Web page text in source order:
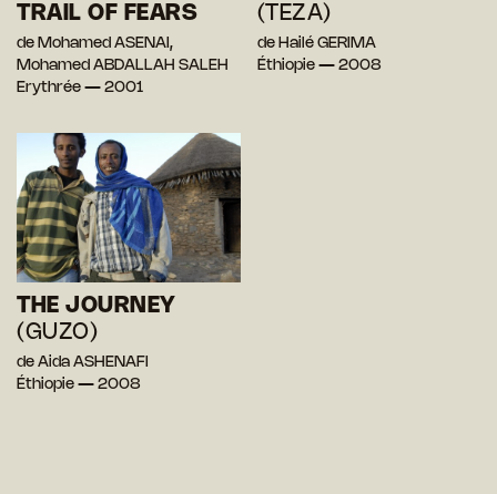
TRAIL OF FEARS
de Mohamed ASENAI,
Mohamed ABDALLAH SALEH
Erythrée — 2001
(TEZA)
de Hailé GERIMA
Éthiopie — 2008
THE JOURNEY
(GUZO)
de Aida ASHENAFI
Éthiopie — 2008